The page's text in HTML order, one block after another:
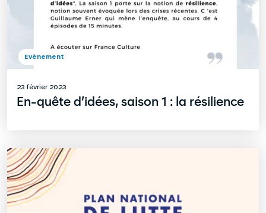
23 février 2023
En-quête d’idées, saison 1 : la résilience
Evènement